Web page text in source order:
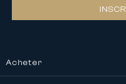
Acheter